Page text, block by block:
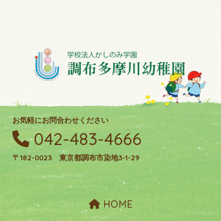
お気軽にお問合わせください
042-483-4666
〒182-0023 東京都調布市染地3-1-29
HOME